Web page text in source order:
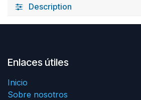
Description
Enlaces útiles
Inicio
Sobre nosotros